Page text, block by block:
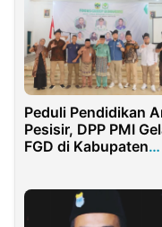
Peduli Pendidikan
Pesisir, DPP PMI
FGD di Kabupaten